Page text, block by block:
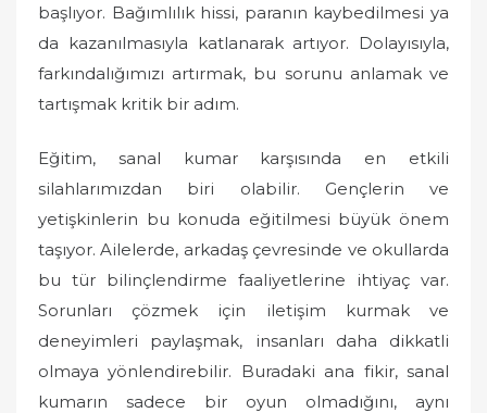
başlıyor. Bağımlılık hissi, paranın kaybedilmesi ya
da kazanılmasıyla katlanarak artıyor. Dolayısıyla,
farkındalığımızı artırmak, bu sorunu anlamak ve
tartışmak kritik bir adım.
Eğitim, sanal kumar karşısında en etkili
silahlarımızdan biri olabilir. Gençlerin ve
yetişkinlerin bu konuda eğitilmesi büyük önem
taşıyor. Ailelerde, arkadaş çevresinde ve okullarda
bu tür bilinçlendirme faaliyetlerine ihtiyaç var.
Sorunları çözmek için iletişim kurmak ve
deneyimleri paylaşmak, insanları daha dikkatli
olmaya yönlendirebilir. Buradaki ana fikir, sanal
kumarın sadece bir oyun olmadığını, aynı